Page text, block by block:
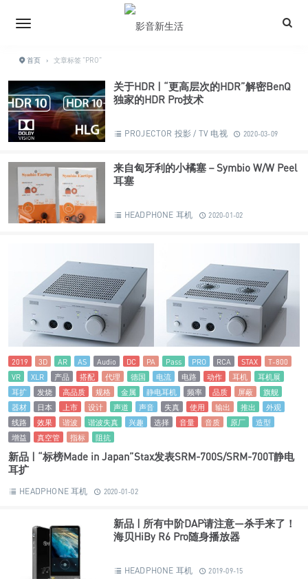
首页 › 文章标签 "PRO"
关于HDR | “更高层次的HDR”解密BenQ
独家的HDR Pro技术
PROJECTOR 投影 / TV 电视 2020-03-09
来自匈牙利的小橘塞－Symbio W/W Peel
耳塞
HEADPHONE 耳机 2020-01-02
2019 3D AR AS Audio DC PA Pass PRO RCA STAX
T-800
VR
XLR 产品 搭配 代理 德国 电流 电路 动作 耳机
耳机展
耳扩
发烧 高品质 规格 金属 静电耳机 频率 品质 屏蔽
旗舰
器材
日本 上市 设计 声道 声音 失真 使用 输出 推出
外观
线路
效果 谐波 谐波失真 兴趣 选择 音量 音质 原厂
造型
增益
真空管 指标 阻抗
新品 | “标榜Made in Japan”Stax发表SRM-700S/SRM-700T静电
耳扩
HEADPHONE 耳机 2020-01-02
新品 | 所有中阶DAP请注意—杀手来了！
海贝HiBy R6 Pro随身播放器
HEADPHONE 耳机 2019-09-15